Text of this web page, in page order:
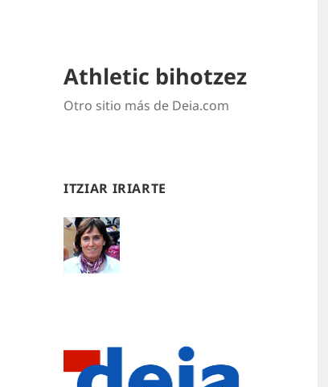
Athletic bihotzez
Otro sitio más de Deia.com
ITZIAR IRIARTE